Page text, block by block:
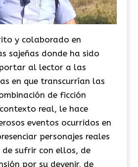
y colaborado en
sajeñas donde ha sido
al lector a las
en que transcurrían las
de ficción
real, le hace
eventos ocurridos en
personajes reales
de sufrir con ellos, de
por su devenir, de